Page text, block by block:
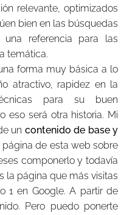
relevante, optimizados
bien en las búsquedas
referencia para las
temática.
forma muy básica a lo
atractivo, rapidez en la
para su buen
eso será otra historia. Mi
un contenido de base y
página de esta web sobre
componerlo y todavía
la página que más visitas
1 en Google. A partir de
Pero puedo ponerte